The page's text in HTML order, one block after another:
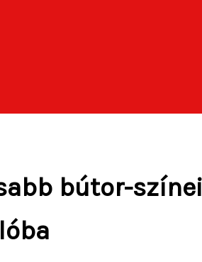
bútor-